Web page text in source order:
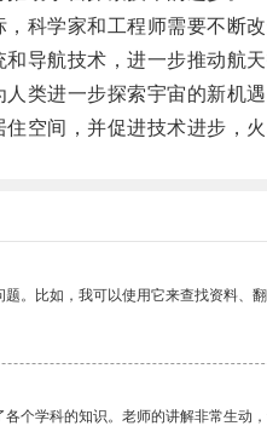
学家和工程师需要不断改
航技术，进一步推动航天
进一步探索宇宙的新机遇
间，并促进技术进步，火
。比如，我可以使用它来查找资料、翻
个学科的知识。老师的讲解非常生动